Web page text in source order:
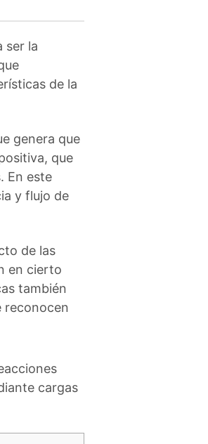
ser la
de la
genera que
que
En este
y flujo de
de las
en cierto
también
reconocen
cargas